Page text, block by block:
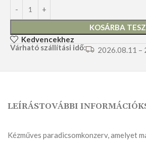
KOSÁRBA
Kedvencekhez
Várható szállítási idő:
2026.08.11 –
LEÍRÁSTOVÁBBI INFORMÁCIÓK
Kézműves paradicsomkonzerv, amelyet